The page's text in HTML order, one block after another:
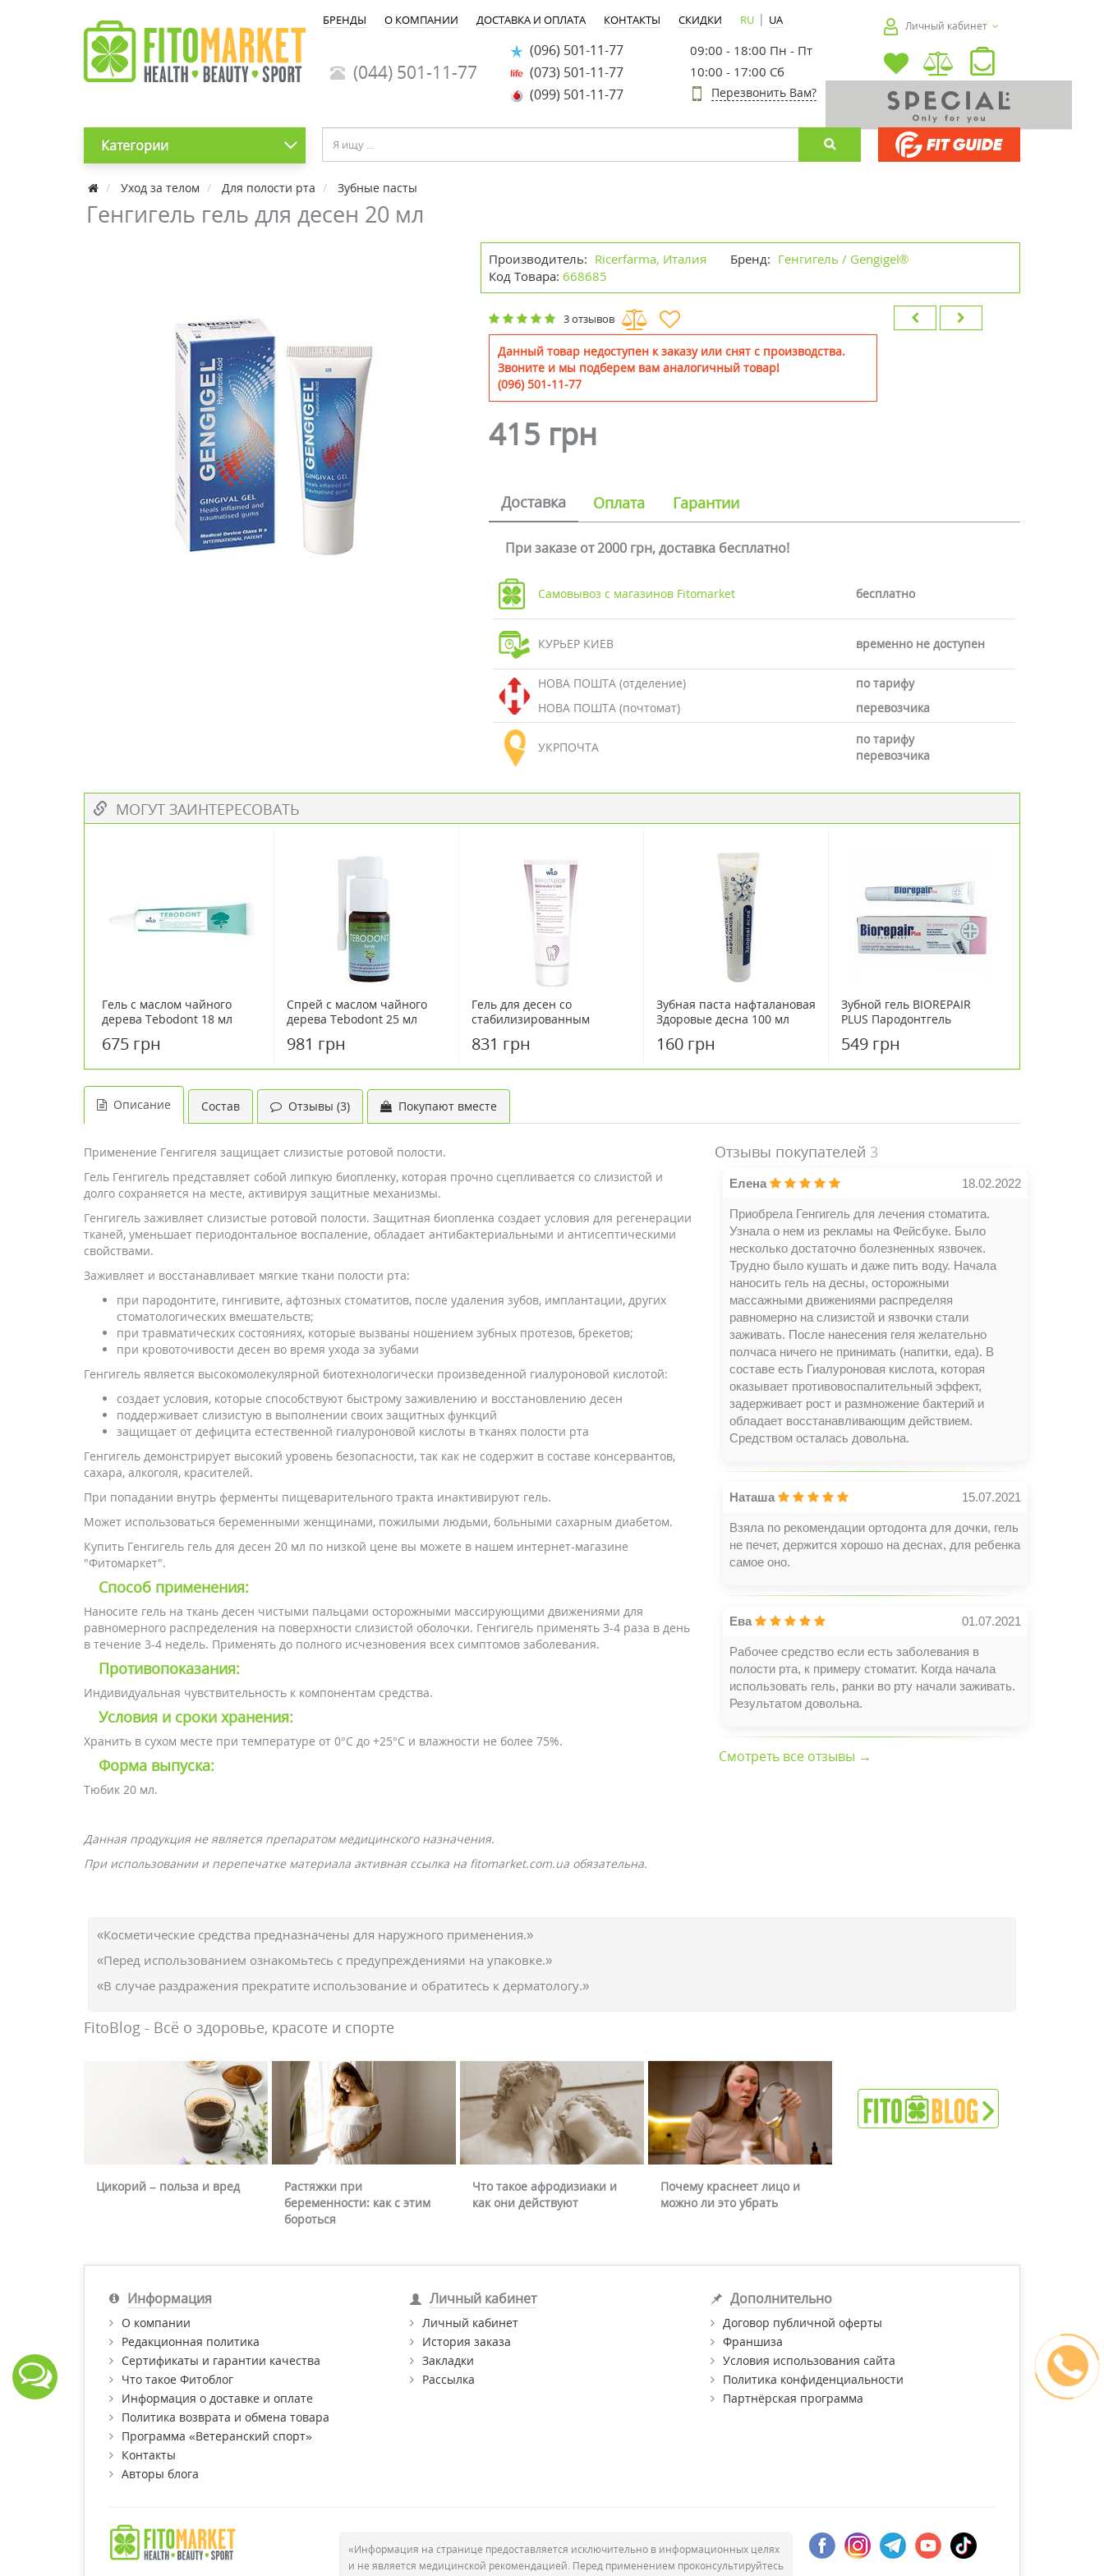
БРЕНДЫ О КОМПАНИИ ДОСТАВКА И ОПЛАТА КОНТАКТЫ СКИДКИ RU | UA
(044) 501-11-77
(096) 501-11-77
(073) 501-11-77
(099) 501-11-77
09:00 - 18:00 Пн - Пт
10:00 - 17:00 Сб
Перезвонить Вам?
Личный кабинет
Категории
Уход за телом Для полости рта Зубные пасты
Генгигель гель для десен 20 мл
Производитель: Ricerfarma, Италия Бренд: Генгигель / Gengigel®
Код Товара: 668685
3 отзывов
Данный товар недоступен к заказу или снят с производства.
Звоните и мы подберем вам аналогичный товар!
(096) 501-11-77
415 грн
Доставка Оплата Гарантии
При заказе от 2000 грн, доставка бесплатно!
Самовывоз с магазинов Fitomarket бесплатно
КУРЬЕР КИЕВ временно не доступен
НОВА ПОШТА (отделение)
по тарифу
НОВА ПОШТА (почтомат)
перевозчика
УКРПОЧТА
по тарифу
перевозчика
МОГУТ ЗАИНТЕРЕСОВАТЬ
Гель с маслом чайного
дерева Tebodont 18 мл
675 грн
Спрей с маслом чайного
дерева Tebodont 25 мл
981 грн
Гель для десен со
стабилизированным
Intesive Care 75мл
831 грн
Зубная паста нафталановая
Здоровые десна 100 мл
160 грн
Зубной гель BIOREPAIR
PLUS Пародонтгель
549 грн
Описание Состав Отзывы (3) Покупают вместе
Применение Генгигеля защищает слизистые ротовой полости.
Гель Генгигель представляет собой липкую биопленку, которая прочно сцепливается со слизистой и
долго сохраняется на месте, активируя защитные механизмы.
Генгигель заживляет слизистые ротовой полости. Защитная биопленка создает условия для регенерации
тканей, уменьшает периодонтальное воспаление, обладает антибактериальными и антисептическими
свойствами.
Заживляет и восстанавливает мягкие ткани полости рта:
при пародонтите, гингивите, афтозных стоматитов, после удаления зубов, имплантации, других
стоматологических вмешательств;
при травматических состояниях, которые вызваны ношением зубных протезов, брекетов;
при кровоточивости десен во время ухода за зубами
Генгигель является высокомолекулярной биотехнологически произведенной гиалуроновой кислотой:
создает условия, которые способствуют быстрому заживлению и восстановлению десен
поддерживает слизистую в выполнении своих защитных функций
защищает от дефицита естественной гиалуроновой кислоты в тканях полости рта
Генгигель демонстрирует высокий уровень безопасности, так как не содержит в составе консервантов,
сахара, алкоголя, красителей.
При попадании внутрь ферменты пищеварительного тракта инактивируют гель.
Может использоваться беременными женщинами, пожилыми людьми, больными сахарным диабетом.
Купить Генгигель гель для десен 20 мл по низкой цене вы можете в нашем интернет-магазине
"Фитомаркет".
Способ применения:
Наносите гель на ткань десен чистыми пальцами осторожными массирующими движениями для
равномерного распределения на поверхности слизистой оболочки. Генгигель применять 3-4 раза в день
в течение 3-4 недель. Применять до полного исчезновения всех симптомов заболевания.
Противопоказания:
Индивидуальная чувствительность к компонентам средства.
Условия и сроки хранения:
Хранить в сухом месте при температуре от 0°С до +25°С и влажности не более 75%.
Форма выпуска:
Тюбик 20 мл.
Данная продукция не является препаратом медицинского назначения.
При использовании и перепечатке материала активная ссылка на fitomarket.com.ua обязательна.
Отзывы покупателей 3
Елена 18.02.2022
Приобрела Генгигель для лечения стоматита.
Узнала о нем из рекламы на Фейсбуке. Было
несколько достаточно болезненных язвочек.
Трудно было кушать и даже пить воду. Начала
наносить гель на десны, осторожными
массажными движениями распределяя
равномерно на слизистой и язвочки стали
заживать. После нанесения геля желательно
полчаса ничего не принимать (напитки, еда). В
составе есть Гиалуроновая кислота, которая
оказывает противовоспалительный эффект,
задерживает рост и размножение бактерий и
обладает восстанавливающим действием.
Средством осталась довольна.
Наташа 15.07.2021
Взяла по рекомендации ортодонта для дочки, гель
не печет, держится хорошо на деснах, для ребенка
самое оно.
Ева 01.07.2021
Рабочее средство если есть заболевания в
полости рта, к примеру стоматит. Когда начала
использовать гель, ранки во рту начали заживать.
Результатом довольна.
Смотреть все отзывы →
«Косметические средства предназначены для наружного применения.»
«Перед использованием ознакомьтесь с предупреждениями на упаковке.»
«В случае раздражения прекратите использование и обратитесь к дерматологу.»
FitoBlog - Всё о здоровье, красоте и спорте
Цикорий – польза и вред
Растяжки при
беременности: как с этим
бороться
Что такое афродизиаки и
как они действуют
Почему краснеет лицо и
можно ли это убрать
Информация
О компании
Редакционная политика
Сертификаты и гарантии качества
Что такое Фитоблог
Информация о доставке и оплате
Политика возврата и обмена товара
Программа «Ветеранский спорт»
Контакты
Авторы блога
Личный кабинет
Личный кабинет
История заказа
Закладки
Рассылка
Дополнительно
Договор публичной оферты
Франшиза
Условия использования сайта
Политика конфиденциальности
Партнёрская программа
«Информация на странице предоставляется исключительно в информационных целях
и не является медицинской рекомендацией. Перед применением проконсультируйтесь